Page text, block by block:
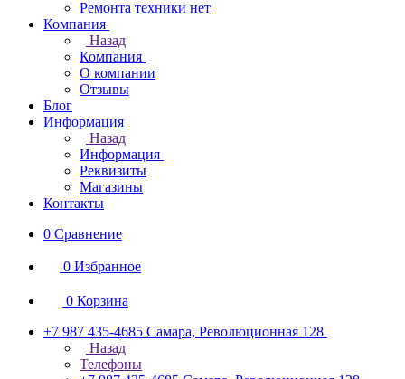
Ремонта техники нет
Компания
Назад
Компания
О компании
Отзывы
Блог
Информация
Назад
Информация
Реквизиты
Магазины
Контакты
0 Сравнение
0 Избранное
0 Корзина
+7 987 435-4685 Самара, Революционная 128
Назад
Телефоны